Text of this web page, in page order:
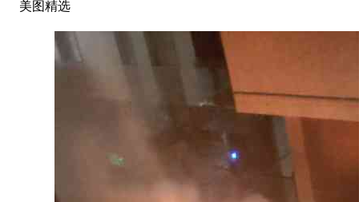
美图精选